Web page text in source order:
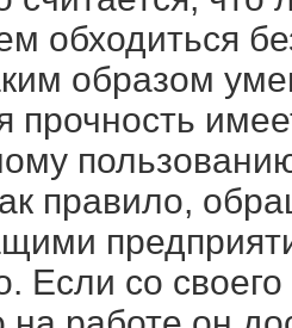
обходиться
образом
правило,
Если со